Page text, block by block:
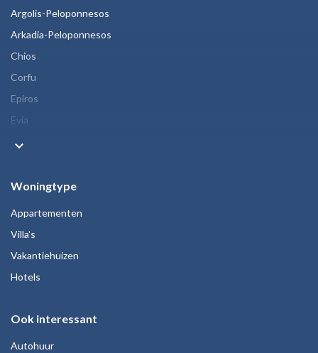
Argolis-Peloponnesos
Arkadia-Peloponnesos
Chios
Corfu
Epiros
Evia
keyboard_arrow_down
Woningtype
Appartementen
Villa's
Vakantiehuizen
Hotels
Ook interessant
Autohuur